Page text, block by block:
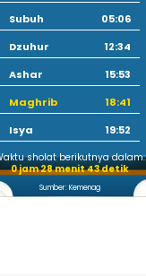
Subuh
05:06
Dzuhur
12:34
Ashar
15:53
Maghrib
18:41
Isya
19:52
sholat berikutnya dalam:
0 jam 28 menit 42 detik
Sumber: Kemenag